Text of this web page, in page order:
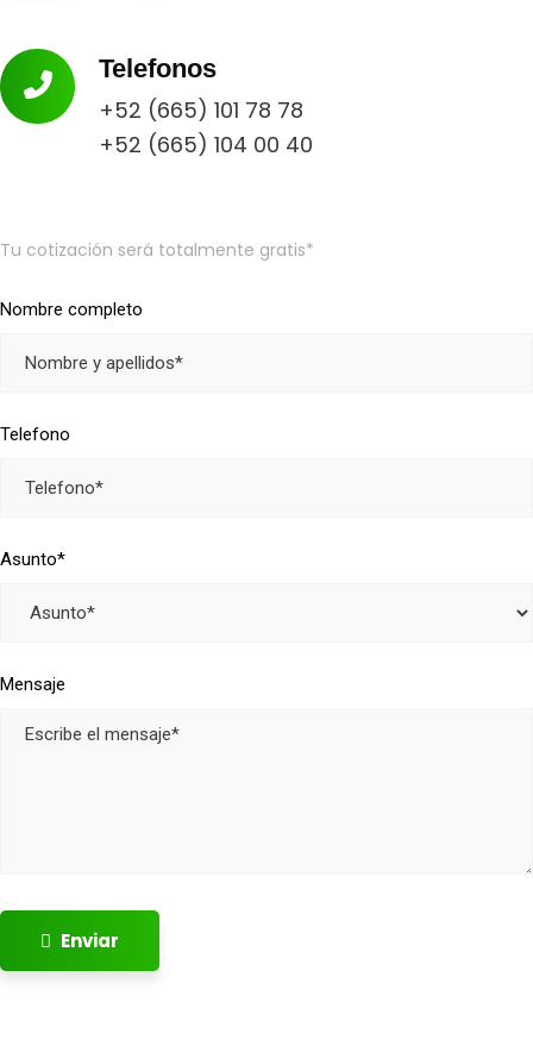
Telefonos
+52 (665) 101 78 78
+52 (665) 104 00 40
Tu cotización será totalmente gratis*
Nombre completo
Telefono
Asunto*
Mensaje
Enviar